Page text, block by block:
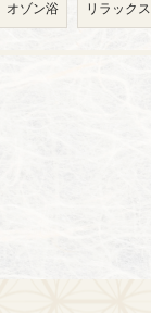
オゾン浴 リラックス